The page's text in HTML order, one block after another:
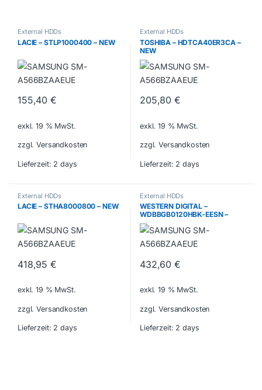
External HDDs
LACIE – STLP1000400 – NEW
155,40€
exkl. 19 % MwSt.
zzgl. Versandkosten
Lieferzeit: 2 days
External HDDs
TOSHIBA – HDTCA40ER3CA –
NEW
205,80€
exkl. 19 % MwSt.
zzgl. Versandkosten
Lieferzeit: 2 days
External HDDs
LACIE – STHA8000800 – NEW
418,95€
exkl. 19 % MwSt.
zzgl. Versandkosten
Lieferzeit: 2 days
External HDDs
WESTERN DIGITAL –
WDBBGB0120HBK-EESN –
NEW
432,60€
exkl. 19 % MwSt.
zzgl. Versandkosten
Lieferzeit: 2 days